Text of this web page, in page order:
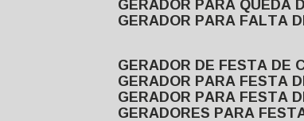
GERADOR PARA FALTA
GERADOR DE FESTA DE
GERADOR PARA FESTA
GERADOR PARA FESTA
GERADORES PARA